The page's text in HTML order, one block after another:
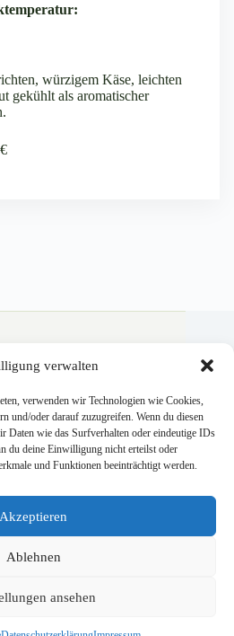
verwalten
verwenden wir Technologien wie Cookies,
und/oder darauf zuzugreifen. Wenn du diesen
Daten wie das Surfverhalten oder eindeutige IDs
du deine Einwilligung nicht erteilst oder
und Funktionen beeinträchtigt werden.
Akzeptieren
Ablehnen
ansehen
würzigem Käse, leichten
gekühlt als aromatischer
Krauss
Urlaub im Zellertal.
IMPRESSUM
AGB